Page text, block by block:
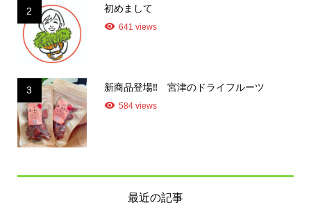
2 初めまして
641 views
3 新商品登場‼ 宮津のドライフルーツ
584 views
最近の記事